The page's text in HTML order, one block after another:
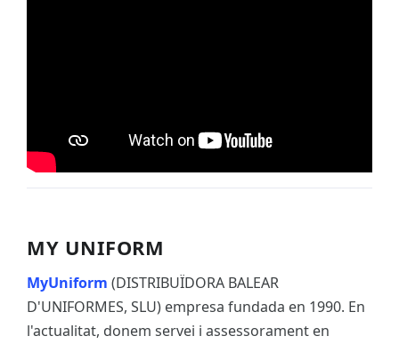
MY UNIFORM
MyUniform (DISTRIBUÏDORA BALEAR
D'UNIFORMES, SLU) empresa fundada en 1990. En
l'actualitat, donem servei i assessorament en